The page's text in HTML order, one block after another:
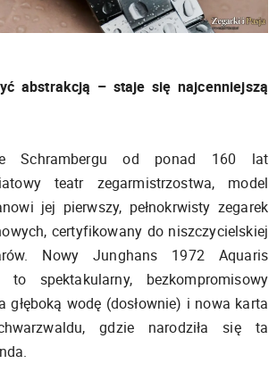
abstrakcją – staje się najcenniejszą
Schrambergu od ponad 160 lat
teatr zegarmistrzostwa, model
jej pierwszy, pełnokrwisty zegarek
certyfikowany do niszczycielskiej
Nowy Junghans 1972 Aquaris
spektakularny, bezkompromisowy
głęboką wodę (dosłownie) i nowa karta
gdzie narodziła się ta